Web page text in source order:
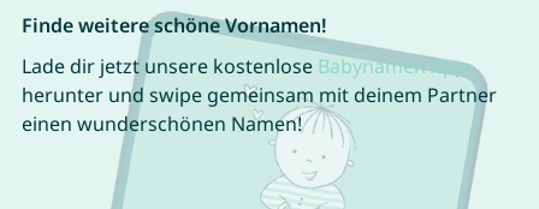
Finde weitere schöne Vornamen!
Lade dir jetzt unsere kostenlose Babynamen App
herunter und swipe gemeinsam mit deinem Partner
einen wunderschönen Namen!